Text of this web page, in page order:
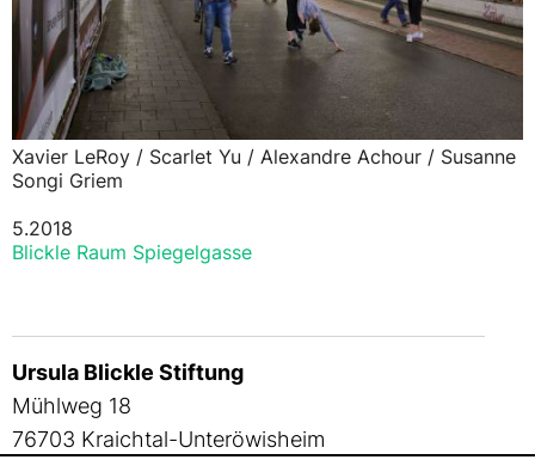
Xavier LeRoy / Scarlet Yu / Alexandre Achour / Susanne
Songi Griem
5.2018
Blickle Raum Spiegelgasse
Ursula Blickle Stiftung
Mühlweg 18
76703 Kraichtal-Unteröwisheim